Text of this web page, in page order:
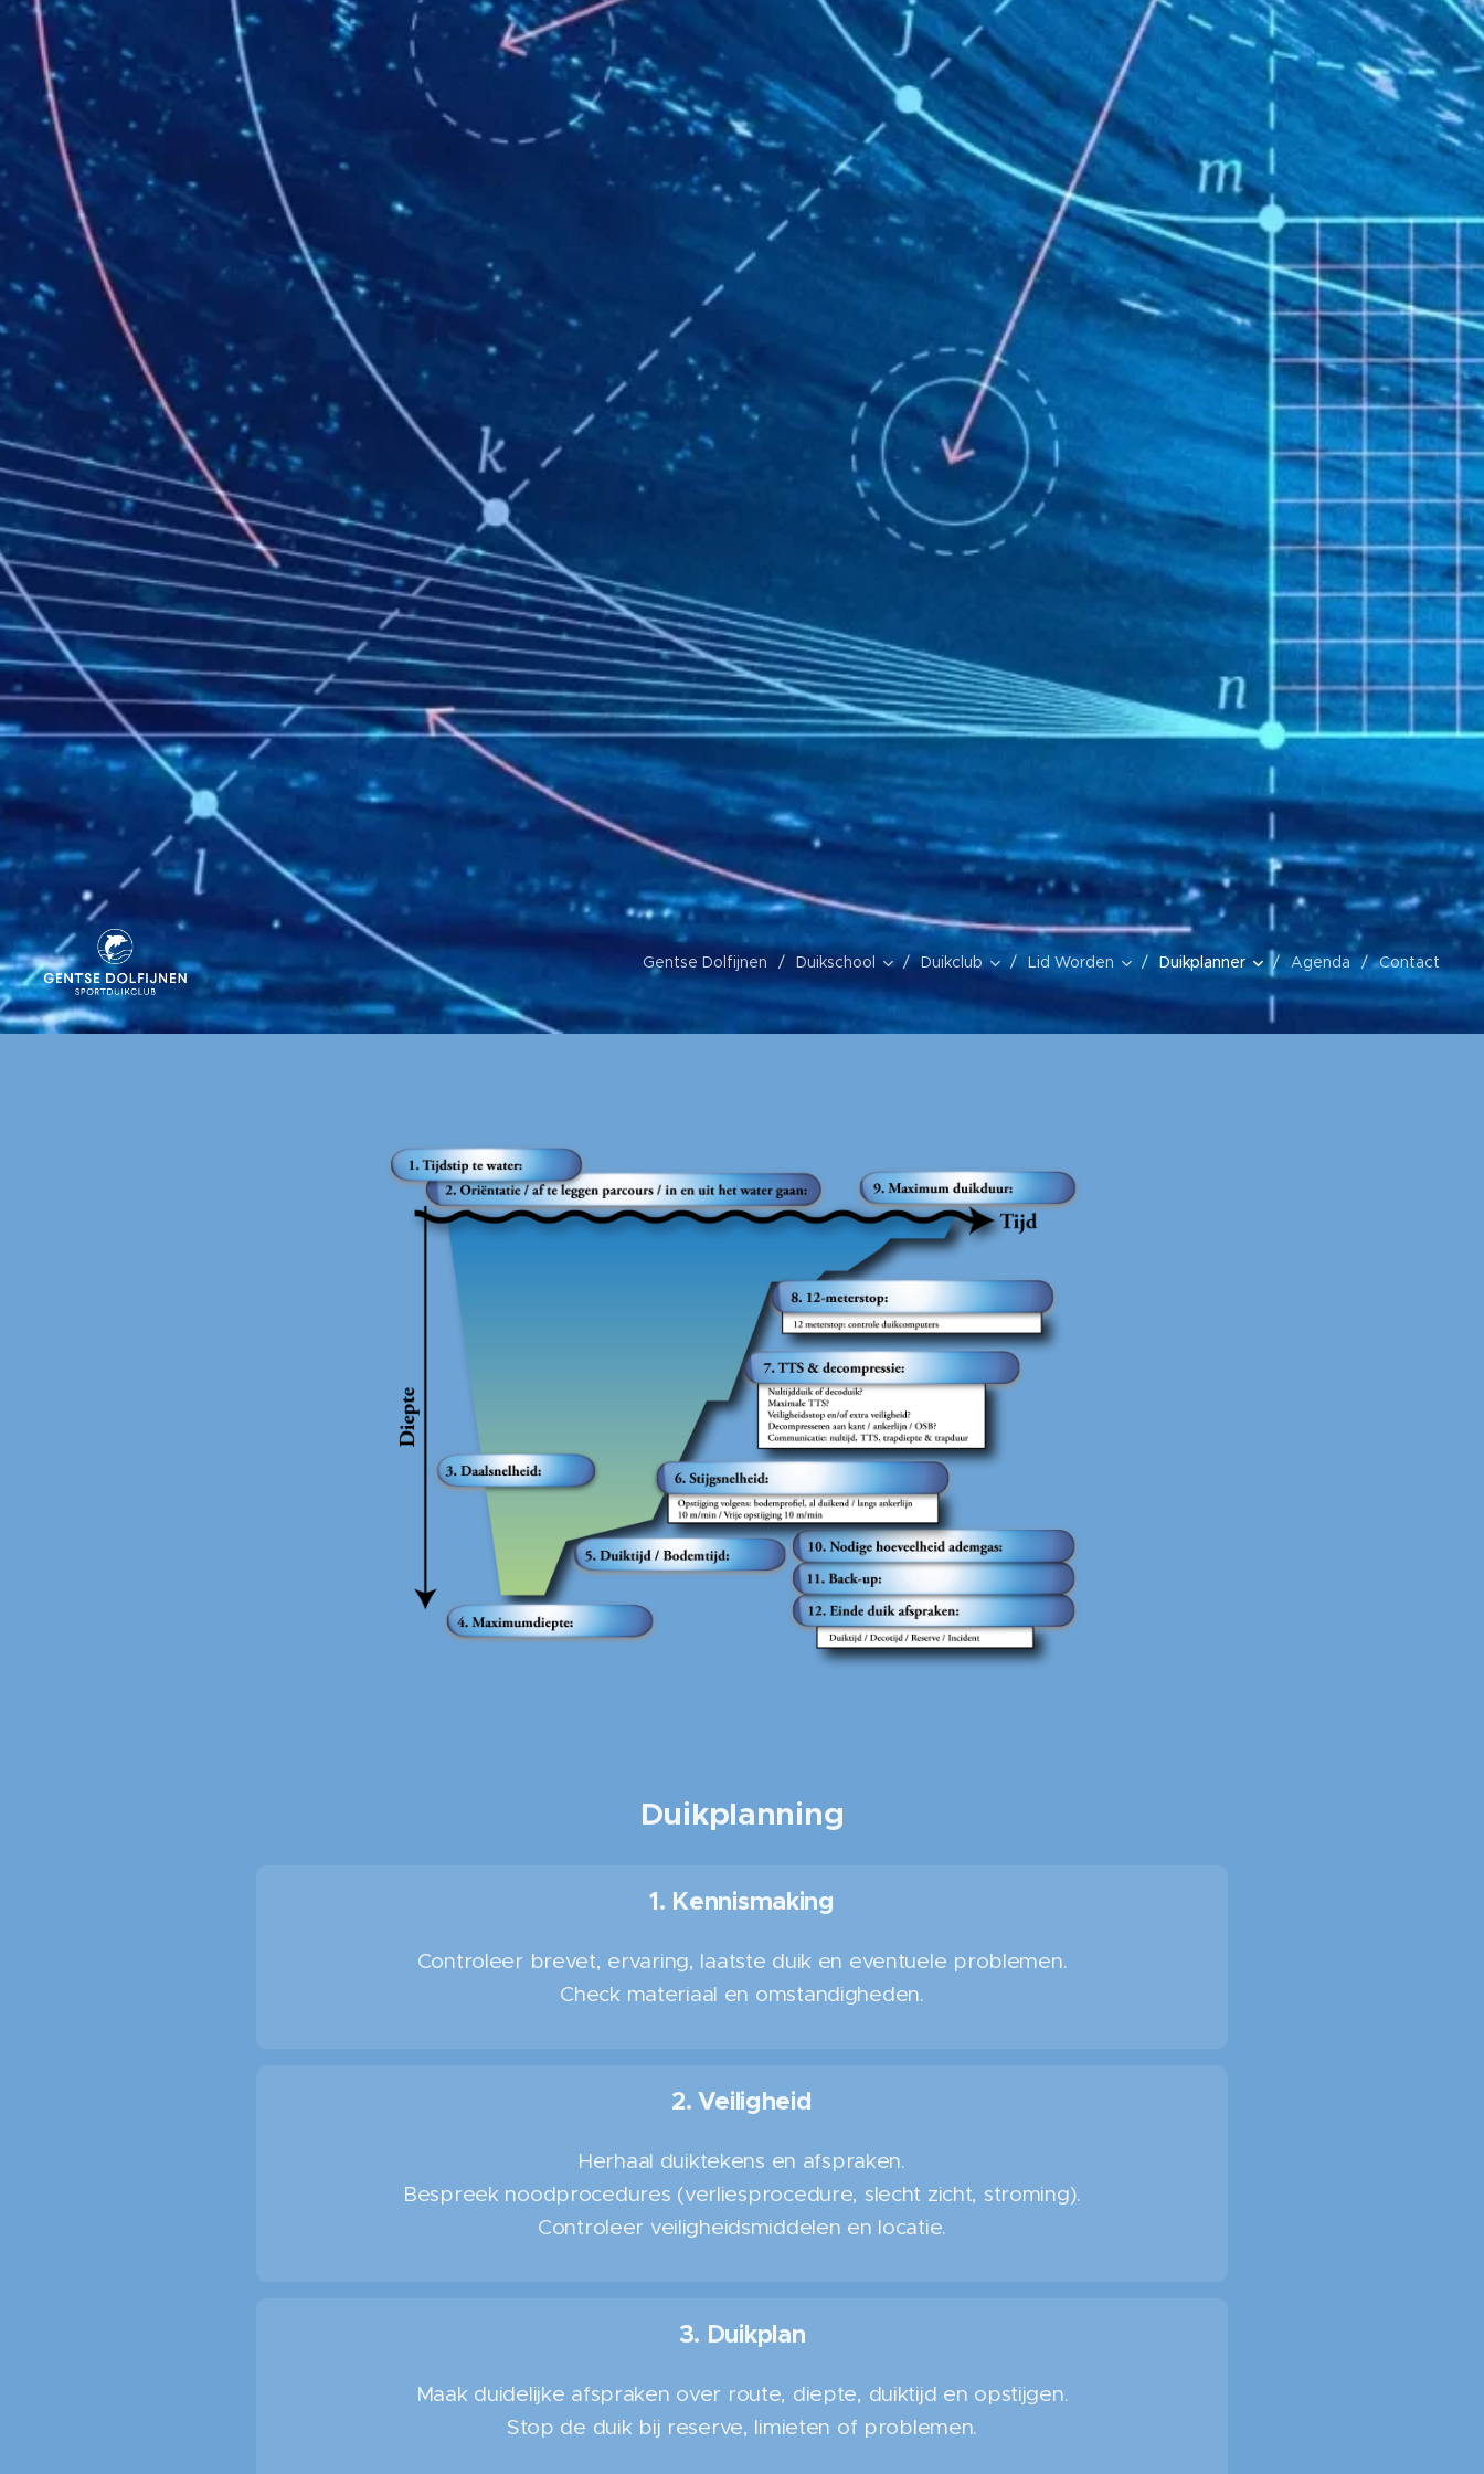
Gentse Dolfijnen Duikschool Duikclub Lid Worden Duikplanner Agenda Contact
Duikplanning
1. Kennismaking
Controleer brevet, ervaring, laatste duik en eventuele problemen.
Check materiaal en omstandigheden.
2. Veiligheid
Herhaal duiktekens en afspraken.
Bespreek noodprocedures (verliesprocedure, slecht zicht, stroming).
Controleer veiligheidsmiddelen en locatie.
3. Duikplan
Maak duidelijke afspraken over route, diepte, duiktijd en opstijgen.
Stop de duik bij reserve, limieten of problemen.